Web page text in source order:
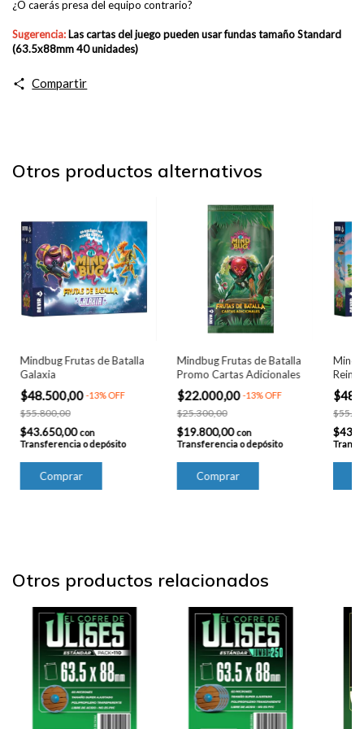
¿O caerás presa del equipo contrario?
Sugerencia: Las cartas del juego pueden usar fundastamaño Standard
(63.5x88mm 40 unidades)
Compartir
Otros productos alternativos
Mindbug Frutas de Batalla
Galaxia
$48.500,00-13%OFF
$55.800,00
$43.650,00con
Transferencia o depósito
Mindbug Frutas de Batalla
Promo Cartas Adicionales
$22.000,00-13%OFF
$25.300,00
$19.800,00con
Transferencia o depósito
Reino
Otros productos relacionados